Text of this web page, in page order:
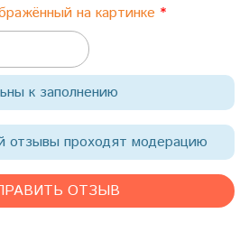
на картинке
к заполнению
отзывы проходят модерацию